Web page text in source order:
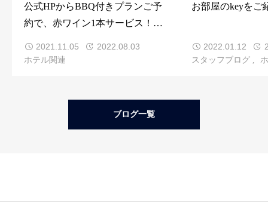
公式HPからBBQ付きプランご予
約で、赤ワイン1本サービス！
2021.11.05 2022.08.03
ホテル関連
お部屋のkeyをご
2022.01.12
スタッフブログ
ブログ一覧